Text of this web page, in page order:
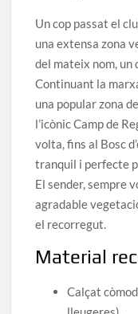
Un cop passat el
una extensa zona
del mateix nom, un
Continuant la
una popular zona
l’icònic Camp de
volta, fins al Bosc
tranquil i perfecte
El sender, sempre
agradable
el recorregut.
Material
Calçat